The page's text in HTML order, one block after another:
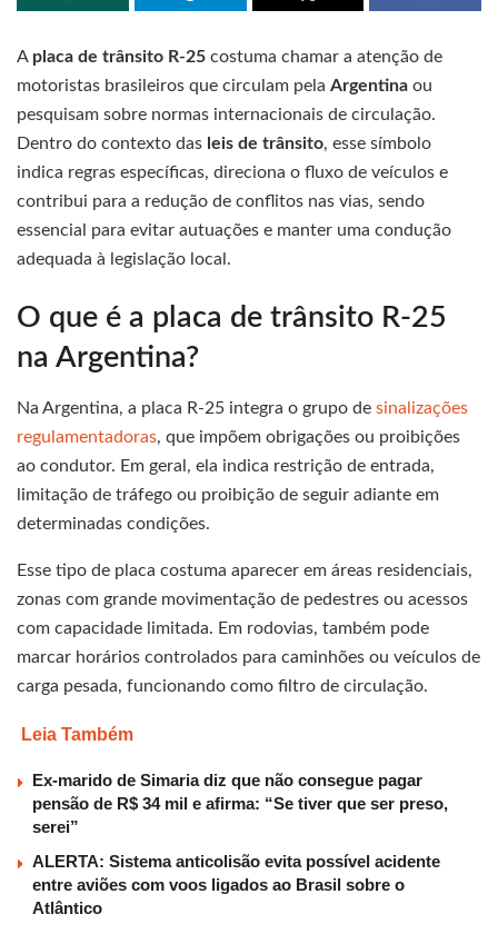
A placa de trânsito R-25 costuma chamar a atenção de
motoristas brasileiros que circulam pela Argentina ou
pesquisam sobre normas internacionais de circulação.
Dentro do contexto das leis de trânsito, esse símbolo
indica regras específicas, direciona o fluxo de veículos e
contribui para a redução de conflitos nas vias, sendo
essencial para evitar autuações e manter uma condução
adequada à legislação local.
O que é a placa de trânsito R-25
na Argentina?
Na Argentina, a placa R-25 integra o grupo de sinalizações
regulamentadoras, que impõem obrigações ou proibições
ao condutor. Em geral, ela indica restrição de entrada,
limitação de tráfego ou proibição de seguir adiante em
determinadas condições.
Esse tipo de placa costuma aparecer em áreas residenciais,
zonas com grande movimentação de pedestres ou acessos
com capacidade limitada. Em rodovias, também pode
marcar horários controlados para caminhões ou veículos de
carga pesada, funcionando como filtro de circulação.
Leia Também
Ex-marido de Simaria diz que não consegue pagar
pensão de R$ 34 mil e afirma: “Se tiver que ser preso,
serei”
ALERTA: Sistema anticolisão evita possível acidente
entre aviões com voos ligados ao Brasil sobre o
Atlântico